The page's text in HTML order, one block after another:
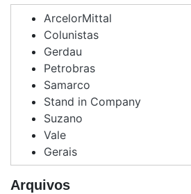
ArcelorMittal
Colunistas
Gerdau
Petrobras
Samarco
Stand in Company
Suzano
Vale
Gerais
Arquivos